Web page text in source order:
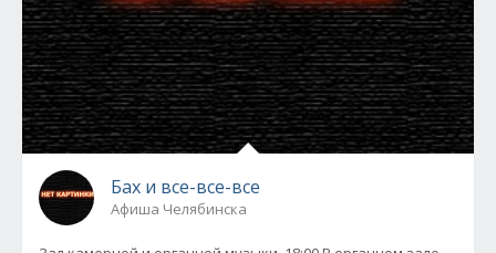
Бах и все-все-все
Афиша Челябинска